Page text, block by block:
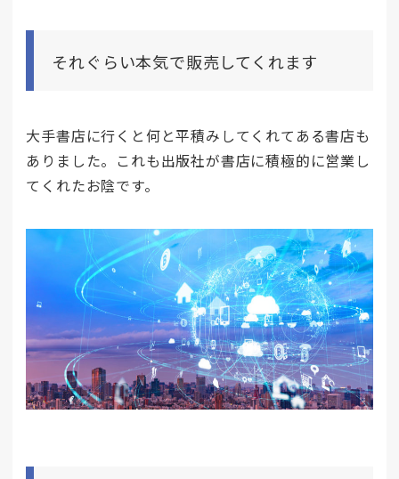
それぐらい本気で販売してくれます
大手書店に行くと何と平積みしてくれてある書店も
ありました。これも出版社が書店に積極的に営業し
てくれたお陰です。